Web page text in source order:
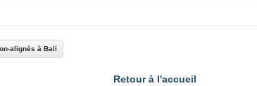
alignés à Bali
Retour à l'accueil